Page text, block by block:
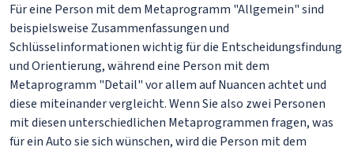
Für eine Person mit dem Metaprogramm "Allgemein" sind
beispielsweise Zusammenfassungen und
Schlüsselinformationen wichtig für die Entscheidungsfindung
und Orientierung, während eine Person mit dem
Metaprogramm "Detail" vor allem auf Nuancen achtet und
diese miteinander vergleicht. Wenn Sie also zwei Personen
mit diesen unterschiedlichen Metaprogrammen fragen, was
für ein Auto sie sich wünschen, wird die Person mit dem